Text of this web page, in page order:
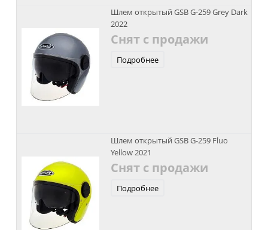
Шлем открытый GSB G-259 Grey Dark
2022
Снят с продажи
Подробнее
Шлем открытый GSB G-259 Fluo
Yellow 2021
Снят с продажи
Подробнее